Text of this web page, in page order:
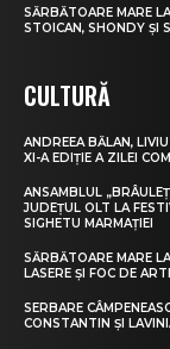
SĂRBĂTOARE MARE
STOICAN, SHONDY ȘI
CULTURĂ
ANDREEA BĂLAN,
XI-A EDIȚIE A ZILEI
ANSAMBLUL
JUDEȚUL OLT LA
SIGHETU MARMAȚIEI
SĂRBĂTOARE MARE
LASERE ȘI FOC DE
SERBARE
CONSTANTIN ȘI